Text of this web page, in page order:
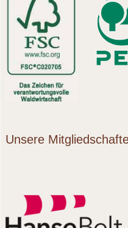
Unsere